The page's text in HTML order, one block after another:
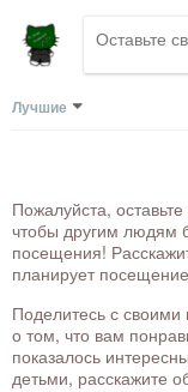
Лучшие
Пожалуйста,
чтобы другим людям
посещения!
планирует
Поделитесь с
о том, что вам
показалось
детьми, расскажите